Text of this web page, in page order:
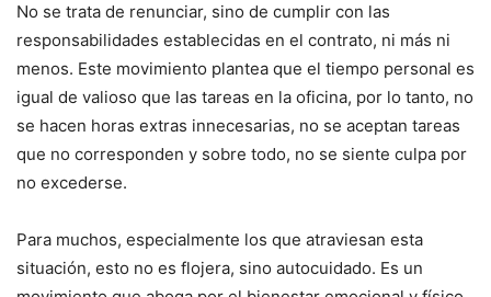
No se trata de renunciar, sino de cumplir con las
responsabilidades establecidas en el contrato, ni más ni
menos. Este movimiento plantea que el tiempo personal es
igual de valioso que las tareas en la oficina, por lo tanto, no
se hacen horas extras innecesarias, no se aceptan tareas
que no corresponden y sobre todo, no se siente culpa por
no excederse.
Para muchos, especialmente los que atraviesan esta
situación, esto no es flojera, sino autocuidado. Es un